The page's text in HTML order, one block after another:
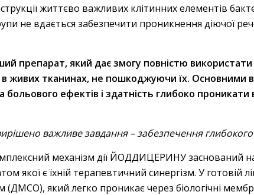
життєво важливих клітинних елементів
не вдається забезпечити проникнення діючої
препарат, який дає змогу повністю
живих тканинах, не пошкоджуючи їх. Основними
ефектів і здатність глибоко
важливе завдання – забезпечення
механізм дії ЙОДДИЦЕРИНУ заснований на
якої є їхній терапевтичний синергізм. У готовій
який легко проникає через біологічні